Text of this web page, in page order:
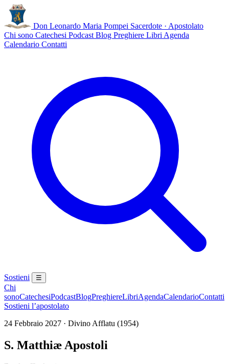
Don Leonardo Maria Pompei Sacerdote · Apostolato
Chi sono Catechesi Podcast Blog Preghiere Libri Agenda
Calendario Contatti
Sostieni ☰
Chi
sonoCatechesiPodcastBlogPreghiereLibriAgendaCalendarioContatti
Sostieni l’apostolato
24 Febbraio 2027 · Divino Afflatu (1954)
S. Matthiæ Apostoli